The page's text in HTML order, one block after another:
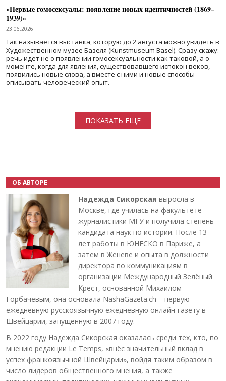
«Первые гомосексуалы: появление новых идентичностей (1869–
1939)»
23.06.2026
Так называется выставка, которую до 2 августа можно увидеть в
Художественном музее Базеля (Kunstmuseum Basel). Сразу скажу:
речь идет не о появлении гомосексуальности как таковой, а о
моменте, когда для явления, существовавшего испокон веков,
появились новые слова, а вместе с ними и новые способы
описывать человеческий опыт.
ПОКАЗАТЬ ЕЩЕ
ОБ АВТОРЕ
Надежда Сикорская выросла в
Москве, где училась на факультете
журналистики МГУ и получила степень
кандидата наук по истории. После 13
лет работы в ЮНЕСКО в Париже, а
затем в Женеве и опыта в должности
директора по коммуникациям в
организации Международный Зелёный
Крест, основанной Михаилом
Горбачёвым, она основала NashaGazeta.ch – первую
ежедневную русскоязычную ежедневную онлайн-газету в
Швейцарии, запущенную в 2007 году.
В 2022 году Надежда Сикорская оказалась среди тех, кто, по
мнению редакции Le Temps, «внёс значительный вклад в
успех франкоязычной Швейцарии», войдя таким образом в
число лидеров общественного мнения, а также